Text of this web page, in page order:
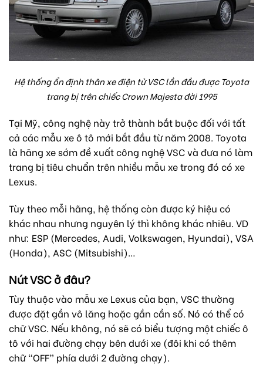
Hệ thống ổn định thân xe điện tử VSC lần đầu được Toyota
trang bị trên chiếc Crown Majesta đời 1995
Tại Mỹ, công nghệ này trở thành bắt buộc đối với tất
cả các mẫu xe ô tô mới bắt đầu từ năm 2008. Toyota
là hãng xe sớm đề xuất công nghệ VSC và đưa nó làm
trang bị tiêu chuẩn trên nhiều mẫu xe trong đó có xe
Lexus.
Tùy theo mỗi hãng, hệ thống còn được ký hiệu có
khác nhau nhưng nguyên lý thì không khác nhiêu. VD
như: ESP (Mercedes, Audi, Volkswagen, Hyundai), VSA
(Honda), ASC (Mitsubishi)…
Nút VSC ở đâu?
Tùy thuộc vào mẫu xe Lexus của bạn, VSCthường
được đặt gần vô lăng hoặc gần cần số. Nó có thể có
chữ VSC. Nếu không, nó sẽ có biểu tượng một chiếc ô
tô với hai đường chạy bên dưới xe (đôi khi có thêm
chữ “OFF” phía dưới 2 đường chạy).